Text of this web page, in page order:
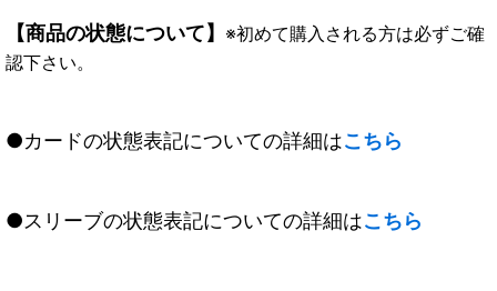
【商品の状態について】 ※初めて購入される方は必ずご確
認下さい。
●カードの状態表記についての詳細はこちら
●スリーブの状態表記についての詳細はこちら